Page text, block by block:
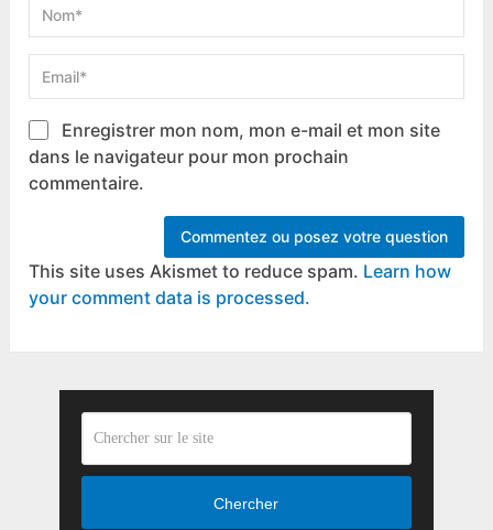
Enregistrer mon nom, mon e-mail et mon site
dans le navigateur pour mon prochain
commentaire.
This site uses Akismet to reduce spam. Learn how
your comment data is processed.
Chercher